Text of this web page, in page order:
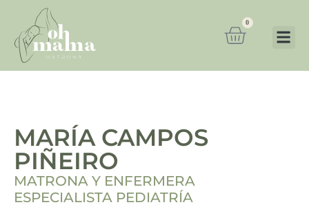
0
MARÍA CAMPOS
PIÑEIRO
MATRONA Y ENFERMERA
ESPECIALISTA PEDIATRÍA